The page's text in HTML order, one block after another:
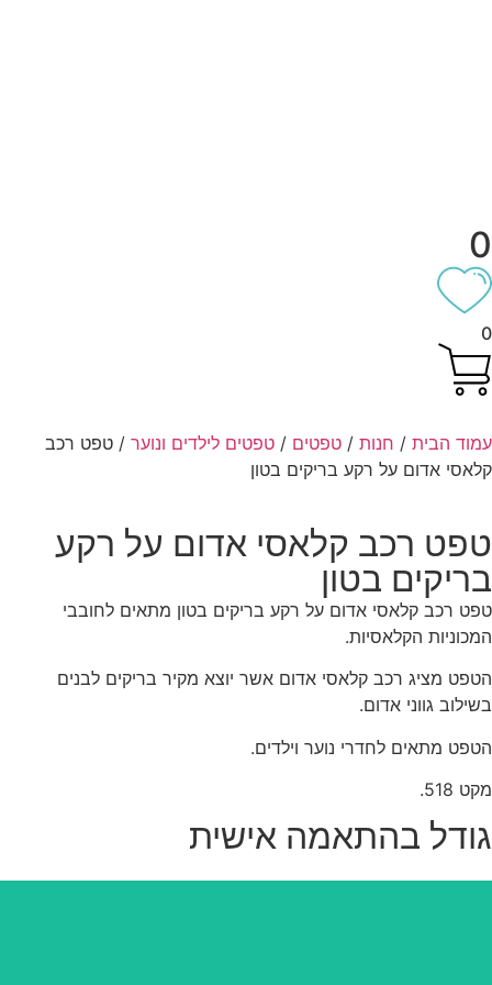
הבית/חנות/טפטים/טפטים לילדים ונוער/ טפט רכב
אדום על רקע בריקים בטון
רכב קלאסי אדום על רקע
בטון
רכב קלאסי אדום על רקע בריקים בטון מתאים לחובבי
הקלאסיות.
מציג רכב קלאסי אדום אשר יוצא מקיר בריקים לבנים
גווני אדום.
מתאים לחדרי נוער וילדים.
518.
בהתאמה אישית